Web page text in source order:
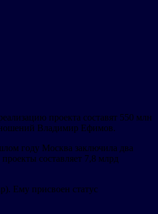
проекта составят 550 млн
Владимир Ефимов.
году Москва заключила два
составляет 7,8 млрд
Ему присвоен статус